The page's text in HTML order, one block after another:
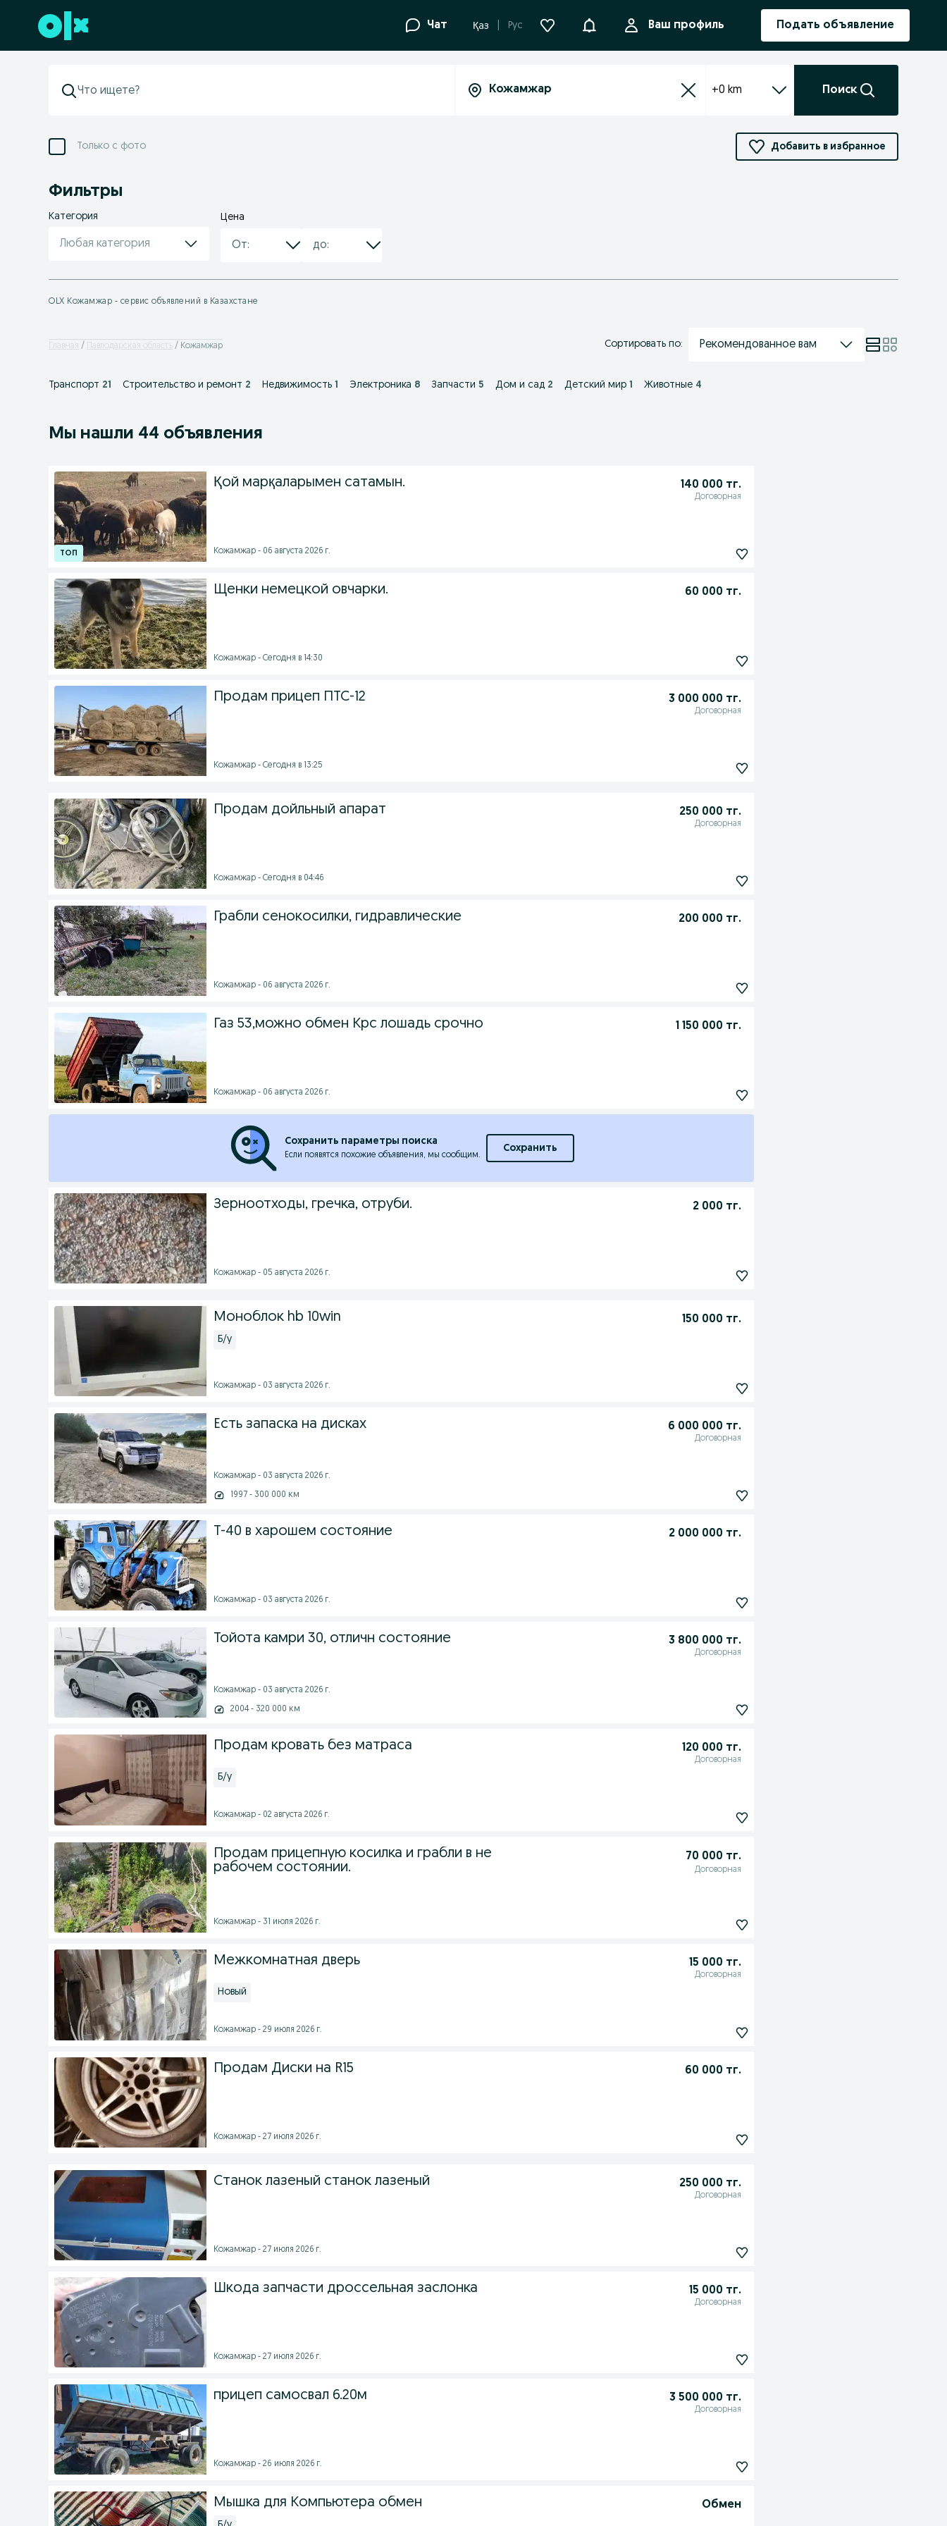
Перейти к нижнему колонтитулу Чат Қаз Рус УведомленияВаш профиль Подать объявление
+0 km Поиск
Только с фото Добавить в избранное
Фильтры
Категория
Любая категория
Цена
OLX Кожамжар - сервис объявлений в Казахстане
Главная Павлодарская область Кожамжар Сортировать по: Рекомендованное вам
Транспорт 21 Строительство и ремонт 2 Недвижимость 1 Электроника 8 Запчасти 5 Дом и сад 2 Детский мир 1 Животные 4
Мы нашли 44 объявления
Қой марқаларымен сатамын. 140 000 тг.
Договорная
Кожамжар - 06 августа 2026 г.
Щенки немецкой овчарки. 60 000 тг.
Кожамжар - Сегодня в 14:30
Продам прицеп ПТС-12 3 000 000 тг.
Договорная
Кожамжар - Сегодня в 13:25
Продам дойльный апарат 250 000 тг.
Договорная
Кожамжар - Сегодня в 04:46
Грабли сенокосилки, гидравлические 200 000 тг.
Кожамжар - 06 августа 2026 г.
Газ 53,можно обмен Крс лошадь срочно 1 150 000 тг.
Кожамжар - 06 августа 2026 г.
Сохранить параметры поиска
Если появятся похожие объявления, мы сообщим.
Сохранить
Зерноотходы, гречка, отруби. 2 000 тг.
Кожамжар - 05 августа 2026 г.
Моноблок hb 10win 150 000 тг.
Б/у
Кожамжар - 03 августа 2026 г.
Есть запаска на дисках 6 000 000 тг.
Договорная
Кожамжар - 03 августа 2026 г.
1997 - 300 000 км
Т-40 в харошем состояние 2 000 000 тг.
Кожамжар - 03 августа 2026 г.
Тойота камри 30, отличн состояние 3 800 000 тг.
Договорная
Кожамжар - 03 августа 2026 г.
2004 - 320 000 км
Продам кровать без матраса 120 000 тг.
Договорная
Б/у
Кожамжар - 02 августа 2026 г.
Продам прицепную косилка и грабли в не
рабочем состоянии.
70 000 тг.
Договорная
Кожамжар - 31 июля 2026 г.
Межкомнатная дверь 15 000 тг.
Договорная
Новый
Кожамжар - 29 июля 2026 г.
Продам Диски на R15 60 000 тг.
Кожамжар - 27 июля 2026 г.
Станок лазеный станок лазеный 250 000 тг.
Договорная
Кожамжар - 27 июля 2026 г.
Шкода запчасти дроссельная заслонка 15 000 тг.
Договорная
Кожамжар - 27 июля 2026 г.
прицеп самосвал 6.20м 3 500 000 тг.
Договорная
Кожамжар - 26 июля 2026 г.
Мышка для Компьютера обмен Обмен